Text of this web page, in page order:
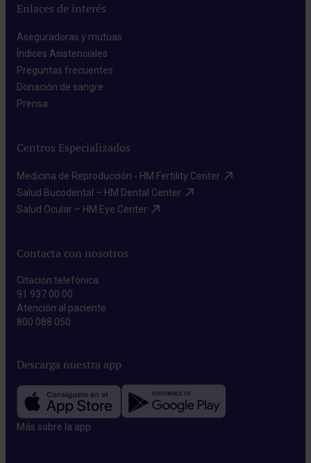
Enlaces de interés
Aseguradoras y mutuas​
Índices Asistenciales​
Preguntas frecuentes​
Donación de sangre​
Prensa​
Centros Especializados
Medicina de Reproducción - HM Fertility Center​
Salud Bucodental – HM Dental Center​
Salud Ocular – HM Eye Center​
Contacta con nosotros
Citación telefónica
91 937 00 00
Atención al paciente
800 088 050
Descarga nuestra app
Más sobre la app​